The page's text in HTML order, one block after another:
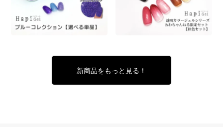
新商品をもっと見る！